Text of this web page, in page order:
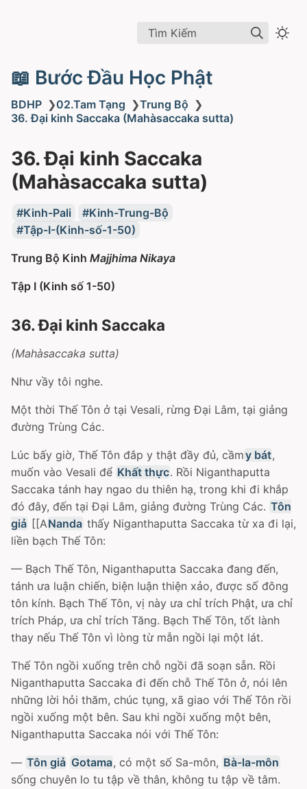
Tìm Kiếm
📖 Bước Đầu Học Phật
BDHP ❯02.Tam Tạng ❯Trung Bộ ❯
36. Ðại kinh Saccaka (Mahàsaccaka sutta)
36. Ðại kinh Saccaka
(Mahàsaccaka sutta)
Kinh-Pali
Kinh-Trung-Bộ
Tập-I-(Kinh-số-1-50)
Trung Bộ Kinh Majjhima Nikaya
Tập I (Kinh số 1-50)
36. Ðại kinh Saccaka
(Mahàsaccaka sutta)
Như vầy tôi nghe.
Một thời Thế Tôn ở tại Vesali, rừng Ðại Lâm, tại giảng
đường Trùng Các.
Lúc bấy giờ, Thế Tôn đắp y thật đầy đủ, cầmy bát,
muốn vào Vesali để Khất thực. Rồi Niganthaputta
Saccaka tánh hay ngao du thiên hạ, trong khi đi khắp
đó đây, đến tại Ðại Lâm, giảng đường Trùng Các. Tôn
giả [[ANanda thấy Niganthaputta Saccaka từ xa đi lại,
liền bạch Thế Tôn:
— Bạch Thế Tôn, Niganthaputta Saccaka đang đến,
tánh ưa luận chiến, biện luận thiện xảo, được số đông
tôn kính. Bạch Thế Tôn, vị này ưa chỉ trích Phật, ưa chỉ
trích Pháp, ưa chỉ trích Tăng. Bạch Thế Tôn, tốt lành
thay nếu Thế Tôn vì lòng từ mẫn ngồi lại một lát.
Thế Tôn ngồi xuống trên chỗ ngồi đã soạn sẵn. Rồi
Niganthaputta Saccaka đi đến chỗ Thế Tôn ở, nói lên
những lời hỏi thăm, chúc tụng, xã giao với Thế Tôn rồi
ngồi xuống một bên. Sau khi ngồi xuống một bên,
Niganthaputta Saccaka nói với Thế Tôn:
— Tôn giả Gotama, có một số Sa-môn, Bà-la-môn
sống chuyên lo tu tập về thân, không tu tập về tâm.